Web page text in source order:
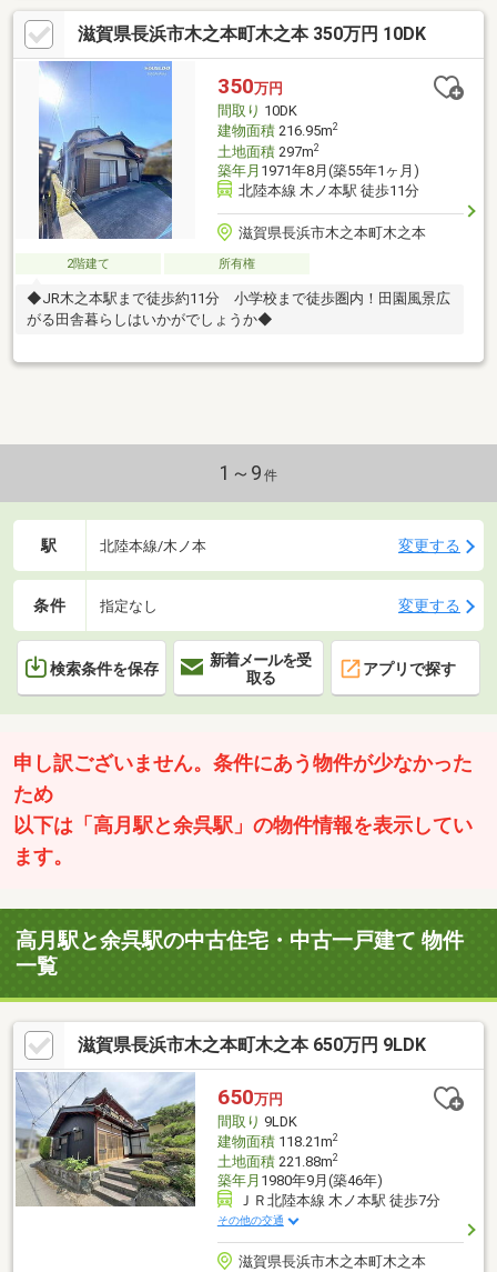
滋賀県長浜市木之本町木之本 350万円 10DK
350万円
間取り 10DK
建物面積216.95m2
土地面積297m2
築年月 1971年8月(築55年1ヶ月)
北陸本線 木ノ本駅 徒歩11分
滋賀県長浜市木之本町木之本
2階建て 所有権
◆JR木之本駅まで徒歩約11分 小学校まで徒歩圏内！田園風景広
がる田舎暮らしはいかがでしょうか◆
1～9 件
駅 北陸本線/木ノ本 変更する
条件 指定なし 変更する
検索条件を保存
新着メールを受
取る
アプリで探す
申し訳ございません。条件にあう物件が少なかった
ため
以下は「高月駅と余呉駅」の物件情報を表示してい
ます。
高月駅と余呉駅の中古住宅・中古一戸建て 物件
一覧
滋賀県長浜市木之本町木之本 650万円 9LDK
650万円
間取り 9LDK
建物面積118.21m2
土地面積221.88m2
築年月 1980年9月(築46年)
ＪＲ北陸本線 木ノ本駅 徒歩7分
その他の交通
滋賀県長浜市木之本町木之本